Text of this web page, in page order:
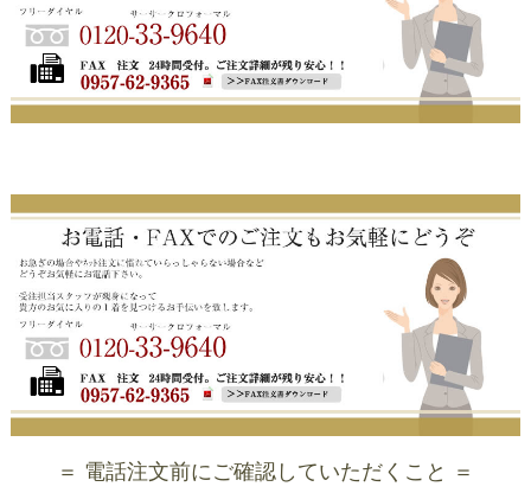
＝ 電話注文前にご確認していただくこと ＝